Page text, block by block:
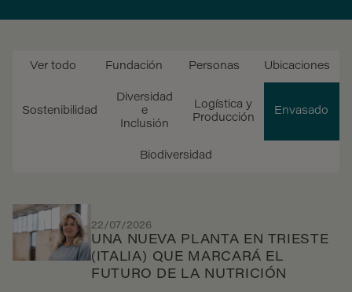
Ver todo Fundación Personas Ubicaciones
Sostenibilidad
Diversidad
e
Inclusión
Logística y
Producción
Envasado
Biodiversidad
22/07/2026
UNA NUEVA PLANTA EN TRIESTE
(ITALIA) QUE MARCARÁ EL
FUTURO DE LA NUTRICIÓN